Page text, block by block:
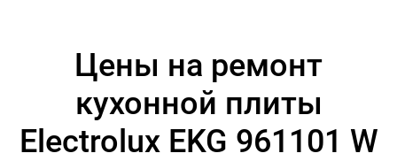
Цены на ремонт
кухонной плиты
Electrolux EKG 961101 W